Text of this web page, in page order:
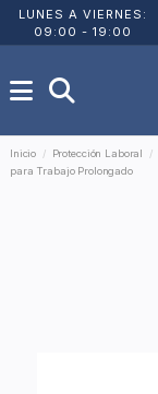
LUNES A VIERNES:
09:00 - 19:00
Inicio Protección Laboral
para Trabajo Prolongado